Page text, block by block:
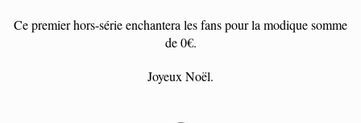
Ce premier hors-série enchantera les fans pour la modique somme
de 0€.
Joyeux Noël.